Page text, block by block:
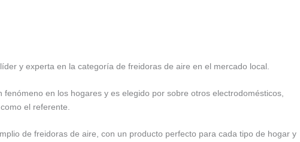
y experta en la categoría de freidoras de aire en el mercado local.
en los hogares y es elegido por sobre otros electrodomésticos,
el referente.
de freidoras de aire, con un producto perfecto para cada tipo de hogar y